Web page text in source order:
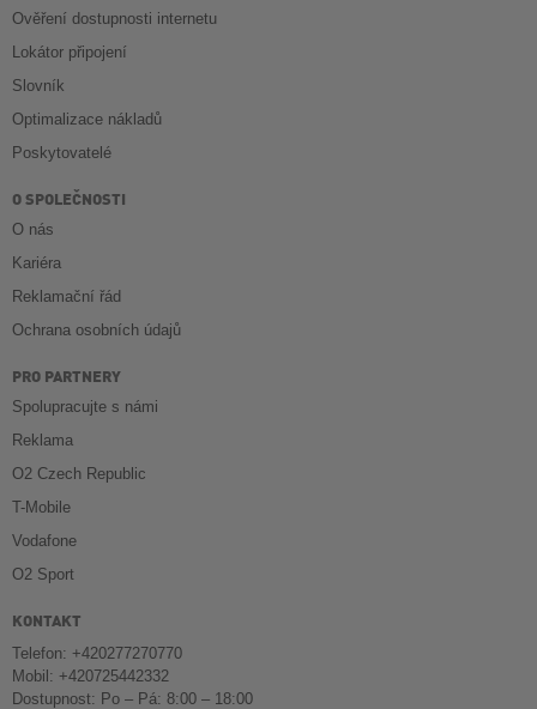
Ověření dostupnosti internetu
Lokátor připojení
Slovník
Optimalizace nákladů
Poskytovatelé
O SPOLEČNOSTI
O nás
Kariéra
Reklamační řád
Ochrana osobních údajů
PRO PARTNERY
Spolupracujte s námi
Reklama
O2 Czech Republic
T-Mobile
Vodafone
O2 Sport
KONTAKT
Telefon: +420277270770
Mobil: +420725442332
Dostupnost: Po – Pá: 8:00 – 18:00